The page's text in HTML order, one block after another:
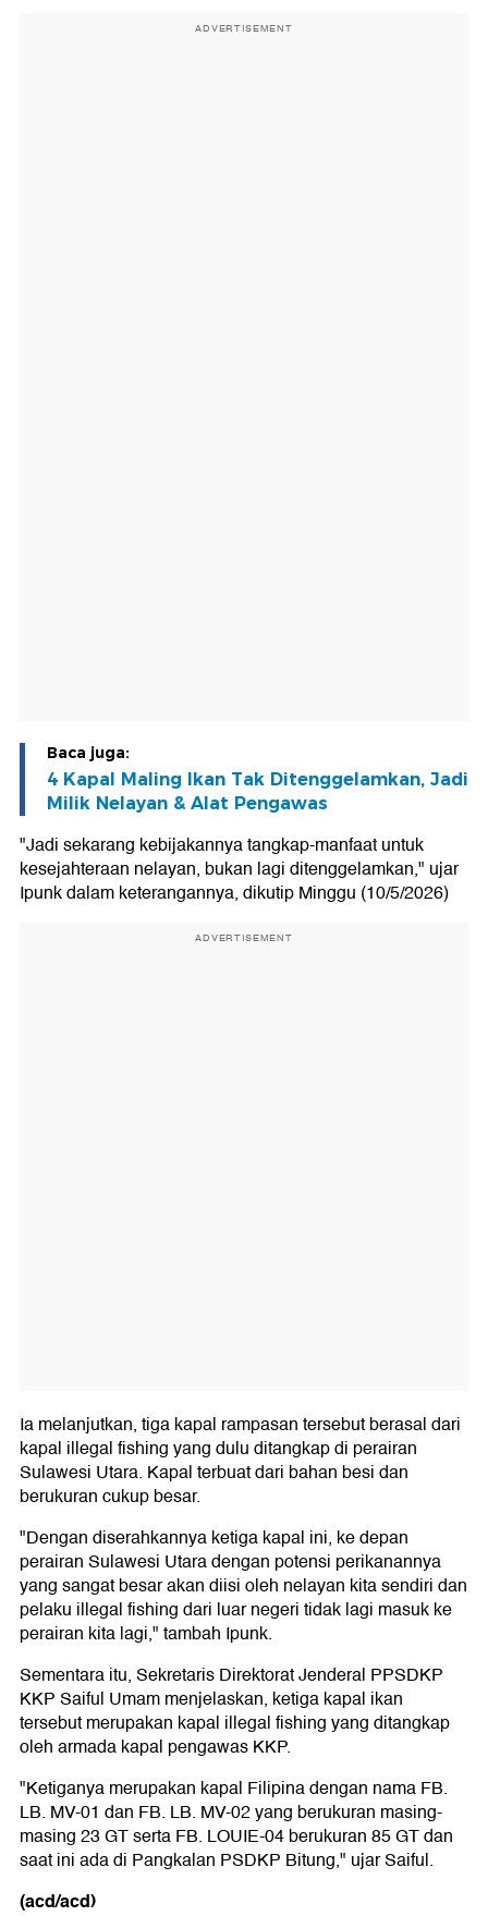
ADVERTISEMENT
Baca juga:
4 Kapal Maling Ikan Tak Ditenggelamkan, Jadi
Milik Nelayan & Alat Pengawas
"Jadi sekarang kebijakannya tangkap-manfaat untuk
kesejahteraan nelayan, bukan lagi ditenggelamkan," ujar
Ipunk dalam keterangannya, dikutip Minggu (10/5/2026)
ADVERTISEMENT
Ia melanjutkan, tiga kapal rampasan tersebut berasal dari
kapal illegal fishing yang dulu ditangkap di perairan
Sulawesi Utara. Kapal terbuat dari bahan besi dan
berukuran cukup besar.
"Dengan diserahkannya ketiga kapal ini, ke depan
perairan Sulawesi Utara dengan potensi perikanannya
yang sangat besar akan diisi oleh nelayan kita sendiri dan
pelaku illegal fishing dari luar negeri tidak lagi masuk ke
perairan kita lagi," tambah Ipunk.
Sementara itu, Sekretaris Direktorat Jenderal PPSDKP
KKP Saiful Umam menjelaskan, ketiga kapal ikan
tersebut merupakan kapal illegal fishing yang ditangkap
oleh armada kapal pengawas KKP.
"Ketiganya merupakan kapal Filipina dengan nama FB.
LB. MV-01 dan FB. LB. MV-02 yang berukuran masing-
masing 23 GT serta FB. LOUIE-04 berukuran 85 GT dan
saat ini ada di Pangkalan PSDKP Bitung," ujar Saiful.
(acd/acd)